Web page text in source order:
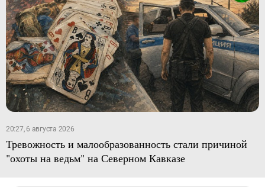
20:27, 6 августа 2026
Тревожность и малообразованность стали причиной
"охоты на ведьм" на Северном Кавказе